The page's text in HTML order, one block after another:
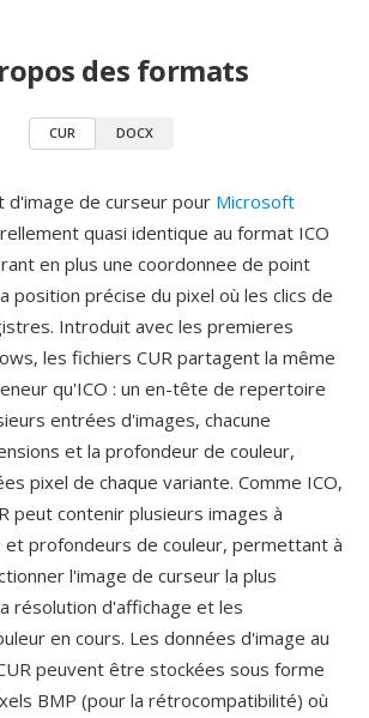
des formats
CUR DOCX
d'image de curseur pour Microsoft
quasi identique au format ICO
en plus une coordonnee de point
position précise du pixel où les clics de
Introduit avec les premieres
les fichiers CUR partagent la même
qu'ICO : un en-tête de repertoire
entrées d'images, chacune
et la profondeur de couleur,
pixel de chaque variante. Comme ICO,
peut contenir plusieurs images à
profondeurs de couleur, permettant à
l'image de curseur la plus
résolution d'affichage et les
en cours. Les données d'image au
peuvent être stockées sous forme
BMP (pour la rétrocompatibilité) où